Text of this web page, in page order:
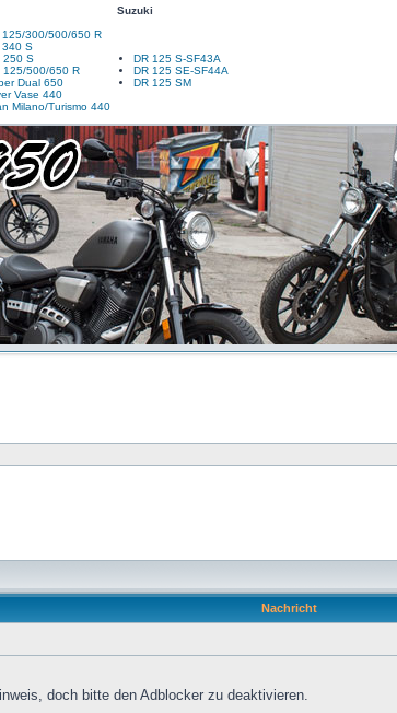
Suzuki
125/300/500/650 R
340 S
250 S
125/500/650 R
Dual 650
Vase 440
Milano/Turismo 440
DR 125 S-SF43A
DR 125 SE-SF44A
DR 125 SM
Nachricht
doch bitte den Adblocker zu deaktivieren.